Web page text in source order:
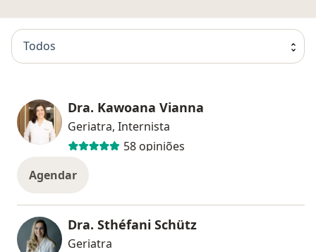
Todos
Dra. Kawoana Vianna
Geriatra, Internista
58 opiniões
Agendar
Dra. Sthéfani Schütz
Geriatra